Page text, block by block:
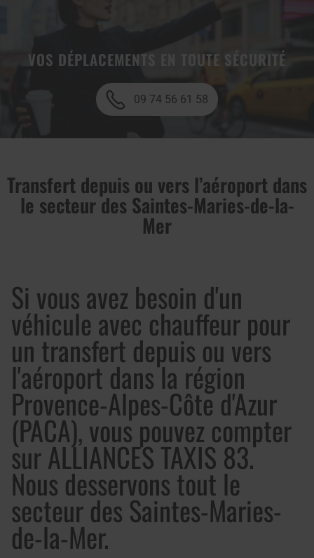
VOS DÉPLACEMENTS EN TOUTE SÉCURITÉ
09 74 56 61 58
Transfert depuis ou vers l’aéroport dans
le secteur des Saintes-Maries-de-la-
Mer
Si vous avez besoin d'un
véhicule avec chauffeur pour
un transfert depuis ou vers
l'aéroport dans la région
Provence-Alpes-Côte d'Azur
(PACA), vous pouvez compter
sur ALLIANCES TAXIS 83.
Nous desservons tout le
secteur des Saintes-Maries-
de-la-Mer.